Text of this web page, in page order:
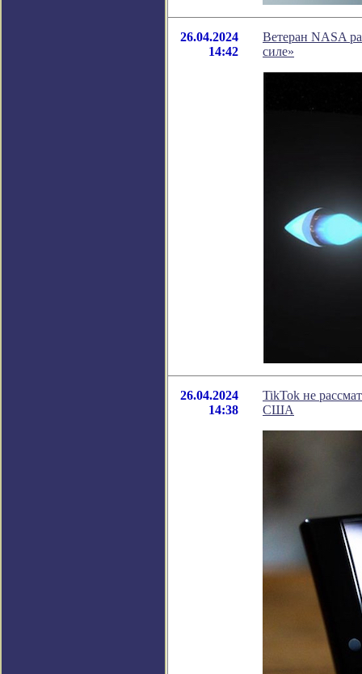
26.04.2024
14:42
Ветеран NASA
силе»
26.04.2024
14:38
TikTok не
США